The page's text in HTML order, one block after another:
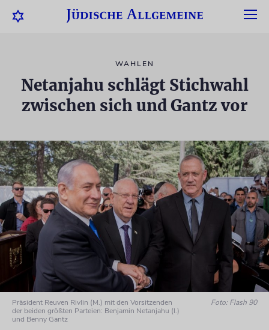
WAHLEN
Netanjahu schlägt Stichwahl
zwischen sich und Gantz vor
Präsident Reuven Rivlin (M.) mit den Vorsitzenden
der beiden größten Parteien: Benjamin Netanjahu (l.)
und Benny Gantz
Foto: Flash 90